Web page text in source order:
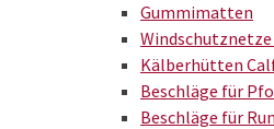
Gummimatten
Windschutznetze
Kälberhütten
Beschläge für
Beschläge für